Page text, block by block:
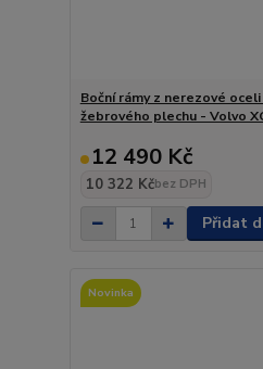
Boční rámy z nerezové
žebrového plechu - Volvo
12 490 Kč
10 322 Kčbez DPH
Přidat
Novinka